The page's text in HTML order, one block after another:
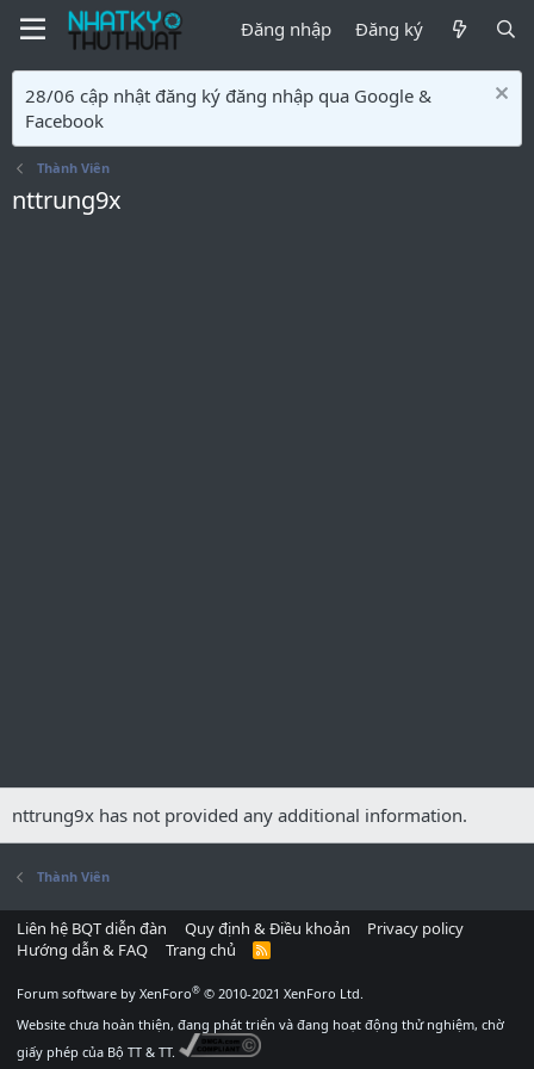
Đăng nhập Đăng ký
28/06 cập nhật đăng ký đăng nhập qua Google &
Facebook
Thành Viên
nttrung9x
nttrung9x has not provided any additional information.
Thành Viên
Liên hệ BQT diễn đàn Quy định & Điều khoản
Privacy policy
Hướng dẫn & FAQ
Trang chủ
R
Forum software by XenForo® © 2010-2021 XenForo Ltd.
Website chưa hoàn thiện, đang phát triển và đang hoạt động thử nghiệm, chờ
giấy phép của Bộ TT & TT.